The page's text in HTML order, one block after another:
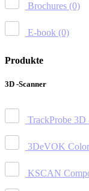
Brochures (0)
E-book (0)
Produkte
3D -Scanner
TrackProbe 3D
3DeVOK
KSCAN